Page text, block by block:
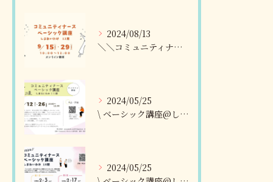
2024/08/13
＼＼コミュニティナースベーシック講座@しまねいわみ
2024/05/25
\ ベーシック講座@しまねいわみ11期 募集開始 /
2024/05/25